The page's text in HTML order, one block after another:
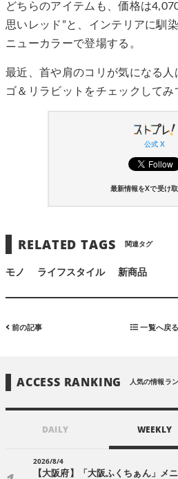
どちらのアイテムも、価格は
思いレッド”と、インテリアに馴
ニューカラーで登場する。
最近、首や肩のコリが気になる
ゴ＆リラビットをチェックしてみ
公式 X
最新情報をXで受け取
RELATED TAGS 関連タグ
モノ ライフスタイル 新商品
前の記事 一覧へ戻る
ACCESS RANKING 人気の情報ラ
DAILY WEEKLY
2026/8/4
【大阪府】「大阪ふくちぁん」メ